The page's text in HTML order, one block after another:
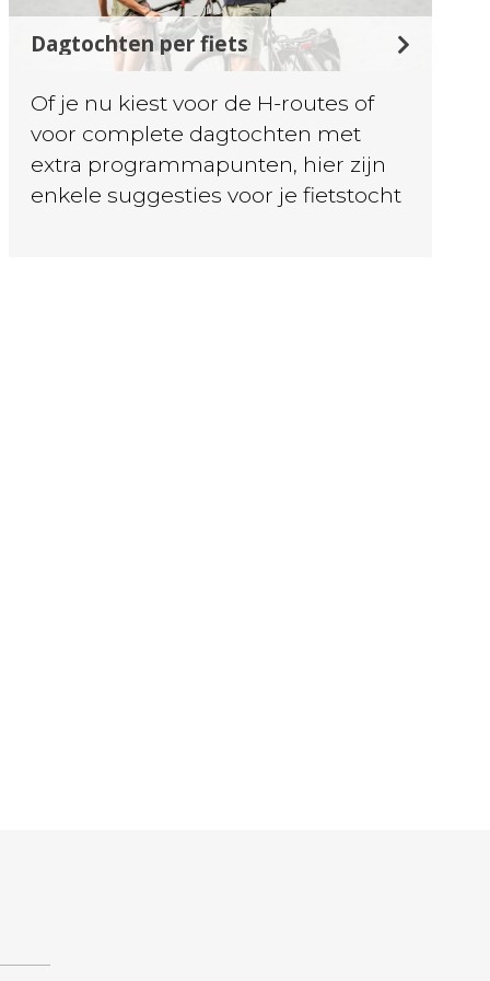
Dagtochten per fiets
Of je nu kiest voor de H-routes of
voor complete dagtochten met
extra programmapunten, hier zijn
enkele suggesties voor je fietstocht